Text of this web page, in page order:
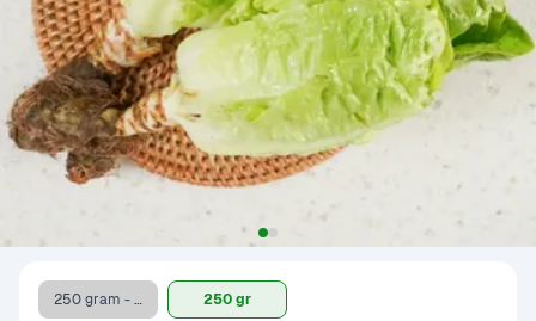
250 gram - Clearance Sale 250 gr